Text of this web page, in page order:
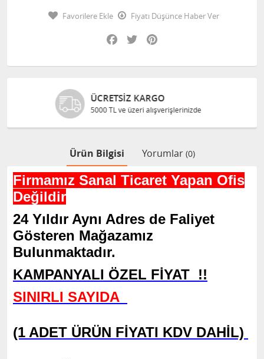
Favorilere Ekle
Fiyatı Düşünce Haber Ver
Facebook
Twitter
GÜVENLI ALIŞVERIŞ
Bilgileriniz 128 Bit SSL ile güvende
Ürün Bilgisi Yorumlar (0)
Firmamız Sanal Ticaret Yapan Ofis
Değildir
24 Yıldır Aynı Adres de Faliyet
Gösteren Mağazamız
Bulunmaktadır.
KAMPANYALI ÖZEL FİYAT !!
SINIRLI SAYIDA
(1 ADET ÜRÜN FİYATI KDV DAHİL)